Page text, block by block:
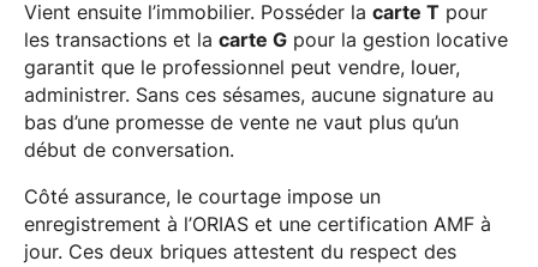
Vient ensuite l’immobilier. Posséder la carte Tpour
les transactions et la carte Gpour la gestion locative
garantit que le professionnel peut vendre, louer,
administrer. Sans ces sésames, aucune signature au
bas d’une promesse de vente ne vaut plus qu’un
début de conversation.
Côté assurance, le courtage impose un
enregistrement à l’ORIAS et une certification AMF à
jour. Ces deux briques attestent du respect des